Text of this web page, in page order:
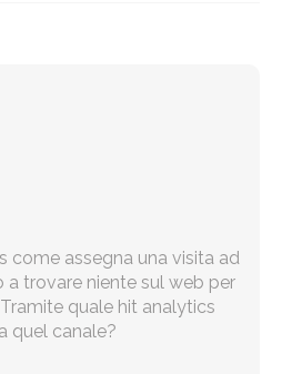
come assegna una visita ad
a trovare niente sul web per
quale hit analytics
quel canale?